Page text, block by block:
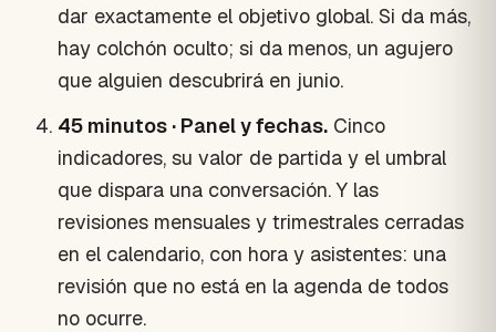
dar exactamente el objetivo global. Si da más,
hay colchón oculto; si da menos, un agujero
que alguien descubrirá en junio.
45 minutos · Panel y fechas. Cinco
indicadores, su valor de partida y el umbral
que dispara una conversación. Y las
revisiones mensuales y trimestrales cerradas
en el calendario, con hora y asistentes: una
revisión que no está en la agenda de todos
no ocurre.